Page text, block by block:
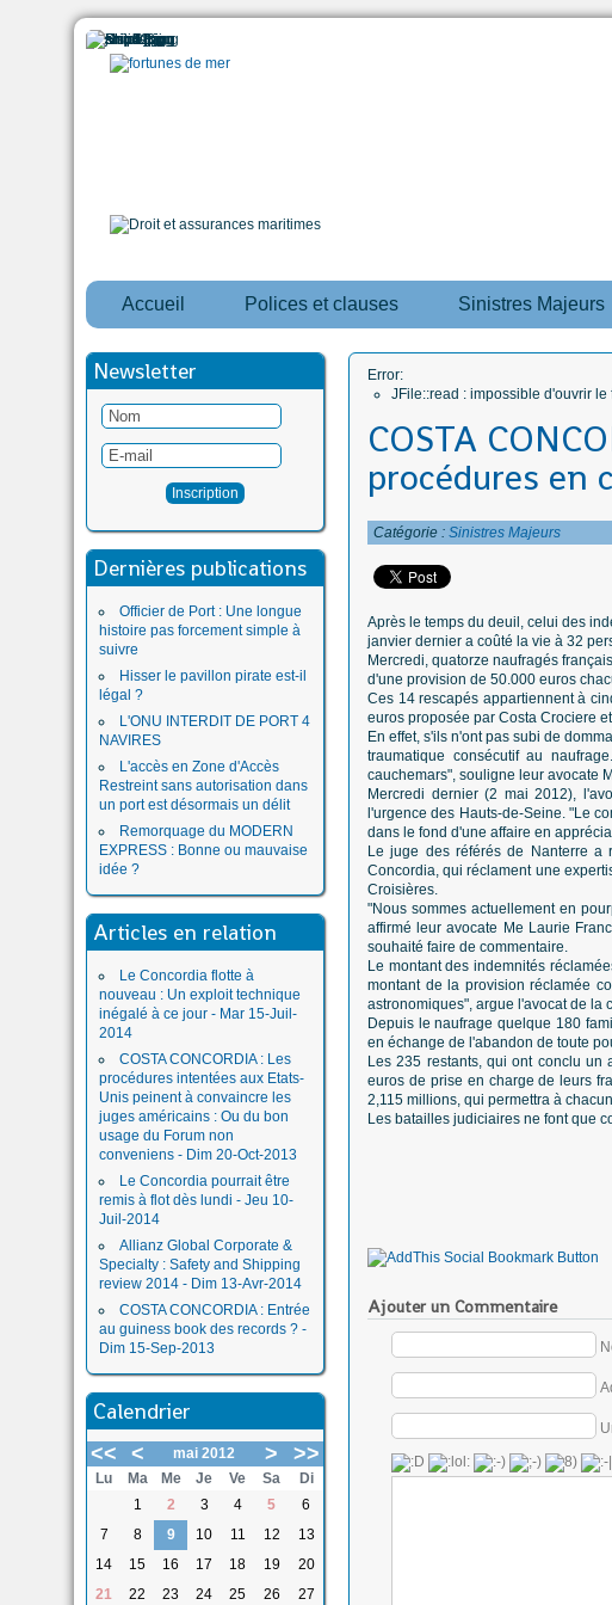
Accueil Polices et clauses Sinistres Majeurs
Newsletter
Dernières publications
Officier de Port : Une longue
histoire pas forcement simple à
suivre
Hisser le pavillon pirate est-il
légal ?
L'ONU INTERDIT DE PORT 4
NAVIRES
L'accès en Zone d'Accès
Restreint sans autorisation dans
un port est désormais un délit
Remorquage du MODERN
EXPRESS : Bonne ou mauvaise
idée ?
Articles en relation
Le Concordia flotte à
nouveau : Un exploit technique
inégalé à ce jour - Mar 15-Juil-
2014
COSTA CONCORDIA : Les
procédures intentées aux Etats-
Unis peinent à convaincre les
juges américains : Ou du bon
usage du Forum non
conveniens - Dim 20-Oct-2013
Le Concordia pourrait être
remis à flot dès lundi - Jeu 10-
Juil-2014
Allianz Global Corporate &
Specialty : Safety and Shipping
review 2014 - Dim 13-Avr-2014
COSTA CONCORDIA : Entrée
au guiness book des records ? -
Dim 15-Sep-2013
Calendrier
<< < mai 2012 > >>
Lu Ma Me Je Ve Sa
Di
1
2 3 4 5
6
7
8 9 10 11 12
13
14
15 16 17 18 19
20
21
22 23 24 25 26 27
Error:
JFile::read : impossible d'ouvrir
COSTA
procédures en
Catégorie : Sinistres Majeurs
Après le temps du deuil, celui des
janvier dernier a coûté la vie à 32
Mercredi, quatorze naufragés
d'une provision de 50.000 euros
Ces 14 rescapés appartiennent à
euros proposée par Costa Crociere
En effet, s'ils n'ont pas subi de
traumatique consécutif au
cauchemars", souligne leur avocate
Mercredi dernier (2 mai 2012),
l'urgence des Hauts-de-Seine. "Le
dans le fond d'une affaire en
Le juge des référés de Nanterre a
Concordia, qui réclament une
Croisières.
"Nous sommes actuellement en
affirmé leur avocate Me Laurie
souhaité faire de commentaire.
Le montant des indemnités
montant de la provision réclamée
astronomiques", argue l'avocat de la
Depuis le naufrage quelque 180
en échange de l'abandon de toute
Les 235 restants, qui ont conclu
euros de prise en charge de leurs
2,115 millions, qui permettra à
Les batailles judiciaires ne font que
Ajouter un Commentaire